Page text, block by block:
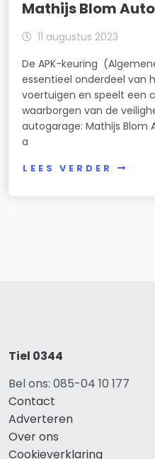
Mathijs Blom
11 augustus 2023
De APK-keuring
essentieel onderdeel van
voertuigen en speelt een
waarborgen van de
autogarage: Mathijs Blom
a
LEES VERDER
Tiel 0344
Bel ons: 085-04 10 177
Contact
Adverteren
Over ons
Cookieverklaring